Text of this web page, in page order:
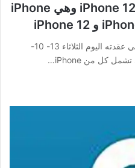
آبل تطلق سلسلة هواتف iPhone 12 وهي iPhone
أطلقت شركة أبل في مؤتمر افتراضي عقدته اليوم الثلاثاء 13- 10-